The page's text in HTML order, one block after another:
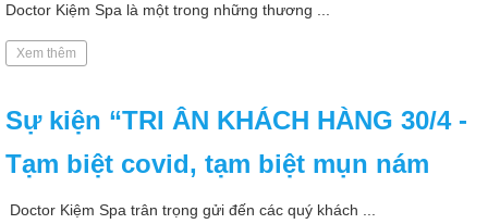
Doctor Kiệm Spa là một trong những thương ...
Xem thêm
Sự kiện “TRI ÂN KHÁCH HÀNG 30/4 -
Tạm biệt covid, tạm biệt mụn nám
Doctor Kiệm Spa trân trọng gửi đến các quý khách ...